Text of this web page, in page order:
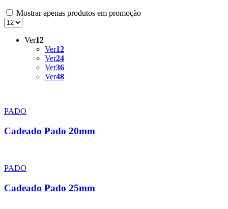
Mostrar apenas produtos em promoção
Ver12
Ver12
Ver24
Ver36
Ver48
PADO
Cadeado Pado 20mm
PADO
Cadeado Pado 25mm